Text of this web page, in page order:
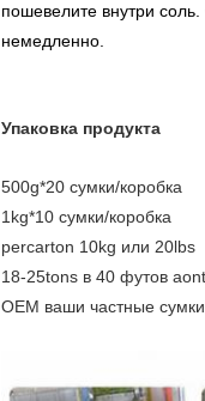
пошевелите внутри
немедленно.
Упаковка продукта
500g*20 сумки/коробка
1kg*10 сумки/коробка
percarton 10kg или 20lbs
18-25tons в 40 футов
OEM ваши частные